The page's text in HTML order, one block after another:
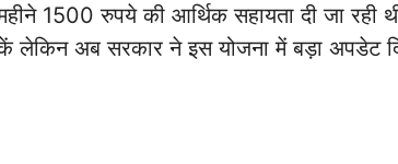
1500 रुपये की आर्थिक सहायता दी जा रही
लेकिन अब सरकार ने इस योजना में बड़ा अपडेट